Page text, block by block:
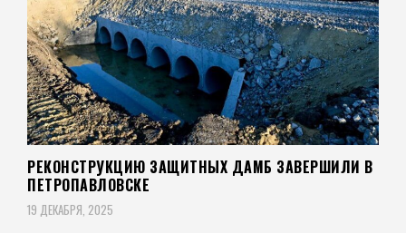
РЕКОНСТРУКЦИЮ ЗАЩИТНЫХ ДАМБ ЗАВЕРШИЛИ В
ПЕТРОПАВЛОВСКЕ
19 ДЕКАБРЯ, 2025